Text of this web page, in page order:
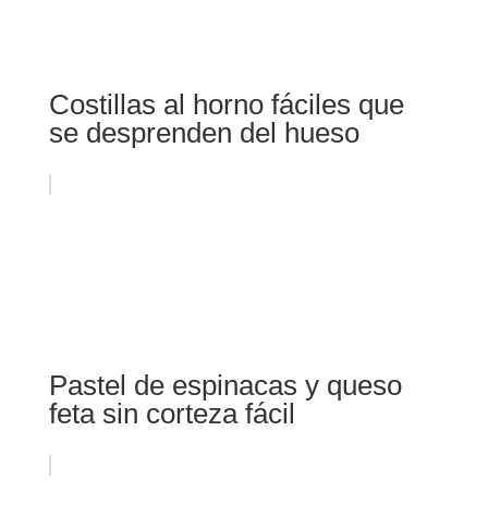
Costillas al horno fáciles que
se desprenden del hueso
Pastel de espinacas y queso
feta sin corteza fácil